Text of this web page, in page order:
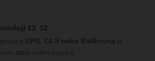
23. 12.
DPD, GLS nebo Balíkovna je
stále velmi vysoká.